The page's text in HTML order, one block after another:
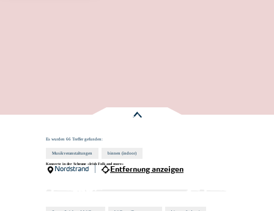
Es wurden 66 Treffergefunden:
Musikveranstaltungen binnen (indoor)
Konzerte in der Scheune «Irish Folk and more»
Nordstrand Entfernung anzeigen